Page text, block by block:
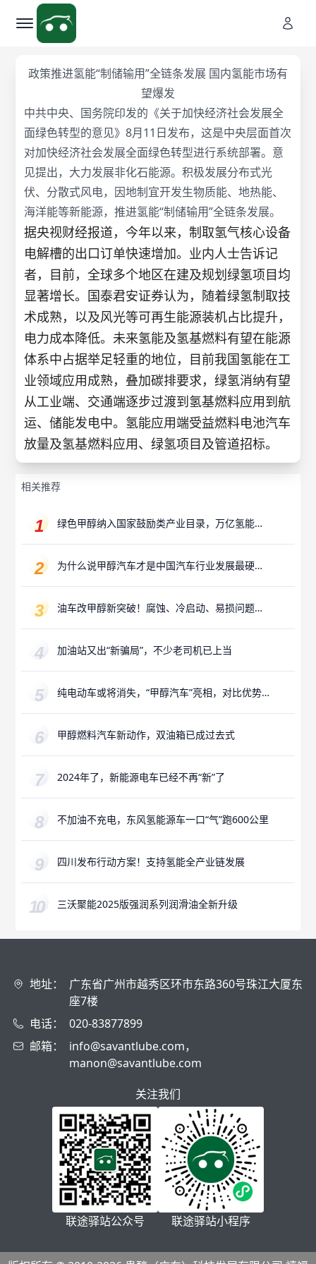
政策推进氢能“制储输用”全链条发展 国内氢能市场有
望爆发
中共中央、国务院印发的《关于加快经济社会发展全
面绿色转型的意见》8月11日发布，这是中央层面首次
对加快经济社会发展全面绿色转型进行系统部署。意
见提出，大力发展非化石能源。积极发展分布式光
伏、分散式风电，因地制宜开发生物质能、地热能、
海洋能等新能源，推进氢能“制储输用”全链条发展。
据央视财经报道，今年以来，制取氢气核心设备
电解槽的出口订单快速增加。业内人士告诉记
者，目前，全球多个地区在建及规划绿氢项目均
显著增长。国泰君安证券认为，随着绿氢制取技
术成熟，以及风光等可再生能源装机占比提升，
电力成本降低。未来氢能及氢基燃料有望在能源
体系中占据举足轻重的地位，目前我国氢能在工
业领域应用成熟，叠加碳排要求，绿氢消纳有望
从工业端、交通端逐步过渡到氢基燃料应用到航
运、储能发电中。氢能应用端受益燃料电池汽车
放量及氢基燃料应用、绿氢项目及管道招标。
相关推荐
绿色甲醇纳入国家鼓励类产业目录，万亿氢能产
为什么说甲醇汽车才是中国汽车行业发展最硬的
油车改甲醇新突破！腐蚀、冷启动、易损问题已
加油站又出“新骗局”，不少老司机已上当
纯电动车或将消失，“甲醇汽车”亮相，对比优势
甲醇燃料汽车新动作，双油箱已成过去式
2024年了，新能源电车已经不再“新”了
不加油不充电，东风氢能源车一口“气”跑600公里
四川发布行动方案！支持氢能全产业链发展
三沃聚能2025版强润系列润滑油全新升级
地址：
广东省广州市越秀区环市东路360号珠江大厦东
座7楼
电话：
020-83877899
邮箱：
info@savantlube.com，
manon@savantlube.com
关注我们
联途驿站公众号 联途驿站小程序